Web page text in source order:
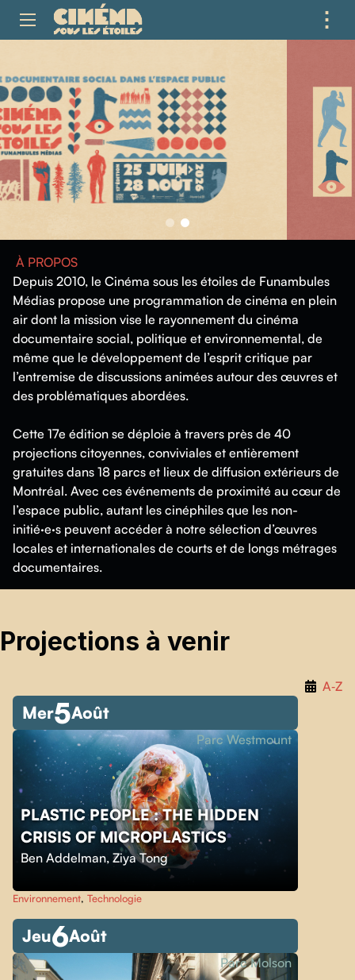
⋮
À PROPOS
Depuis 2010, le Cinéma sous les étoiles de Funambules
Médias propose une programmation de cinéma en plein
air dont la mission vise le rayonnement du cinéma
documentaire social, politique et environnemental, de
même que le développement de l’esprit critique par
l’entremise de discussions animées autour des œuvres et
des problématiques abordées.
Cette 17e édition se déploie à travers près de 40
projections citoyennes, conviviales et entièrement
gratuites dans 18 parcs et lieux de diffusion extérieurs de
Montréal. Avec ces événements de proximité au cœur de
l’espace public, autant les cinéphiles que les non-
initié·e·s peuvent accéder à notre sélection d’œuvres
locales et internationales de courts et de longs métrages
documentaires.
Projections à venir
A‑Z
Mer5Août
PLASTIC PEOPLE : THE HIDDEN
CRISIS OF MICROPLASTICS
Ben Addelman, Ziya Tong
Parc Westmount
Environnement, Technologie
Jeu6Août
Parc Molson